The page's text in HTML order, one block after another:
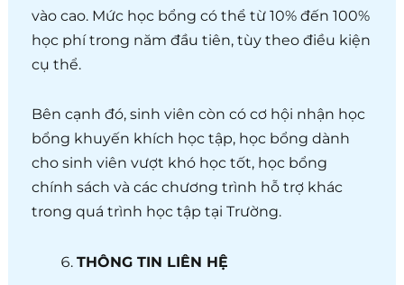
vào cao. Mức học bổng có thể từ 10% đến 100%
học phí trong năm đầu tiên, tùy theo điều kiện
cụ thể.
Bên cạnh đó, sinh viên còn có cơ hội nhận học
bổng khuyến khích học tập, học bổng dành
cho sinh viên vượt khó học tốt, học bổng
chính sách và các chương trình hỗ trợ khác
trong quá trình học tập tại Trường.
THÔNG TIN LIÊN HỆ